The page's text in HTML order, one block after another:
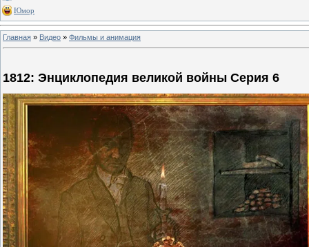
Юмор
Главная » Видео » Фильмы и анимация
1812: Энциклопедия великой войны Серия 6